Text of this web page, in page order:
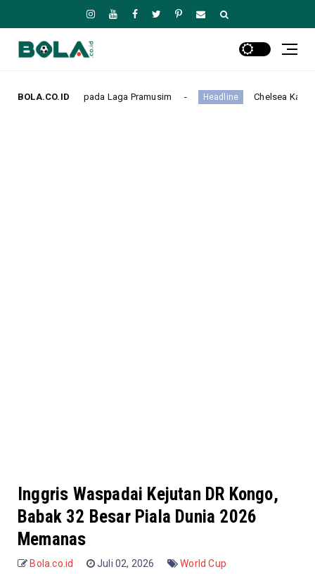
BOLA.CO.ID
pada Laga Pramusim Headline Chelsea Kalah Tipis 0-1 dari
Inggris Waspadai Kejutan DR Kongo,
Babak 32 Besar Piala Dunia 2026
Memanas
Bola.co.id Juli 02, 2026 World Cup